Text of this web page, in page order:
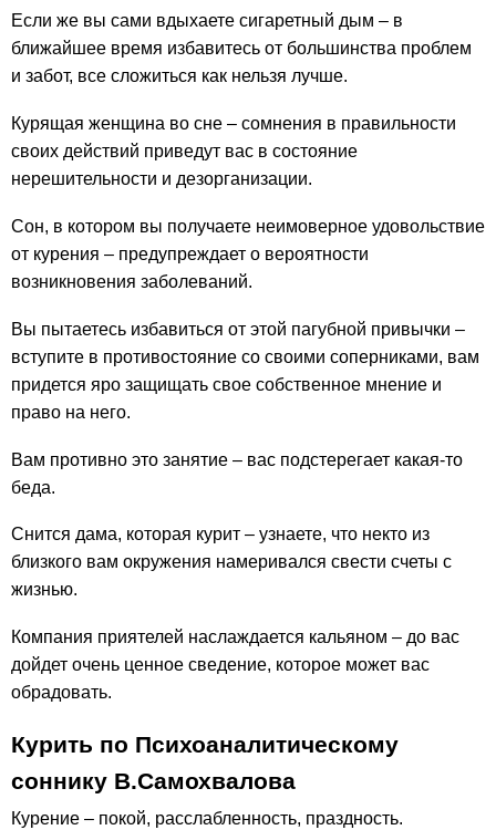
Если же вы сами вдыхаете сигаретный дым – в
ближайшее время избавитесь от большинства проблем
и забот, все сложиться как нельзя лучше.
Курящая женщина во сне – сомнения в правильности
своих действий приведут вас в состояние
нерешительности и дезорганизации.
Сон, в котором вы получаете неимоверное удовольствие
от курения – предупреждает о вероятности
возникновения заболеваний.
Вы пытаетесь избавиться от этой пагубной привычки –
вступите в противостояние со своими соперниками, вам
придется яро защищать свое собственное мнение и
право на него.
Вам противно это занятие – вас подстерегает какая-то
беда.
Снится дама, которая курит – узнаете, что некто из
близкого вам окружения намеривался свести счеты с
жизнью.
Компания приятелей наслаждается кальяном – до вас
дойдет очень ценное сведение, которое может вас
обрадовать.
Курить по Психоаналитическому
соннику В.Самохвалова
Курение – покой, расслабленность, праздность.